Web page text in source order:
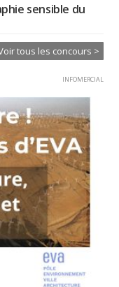
sensible du
tous les concours >
INFOMERCIAL